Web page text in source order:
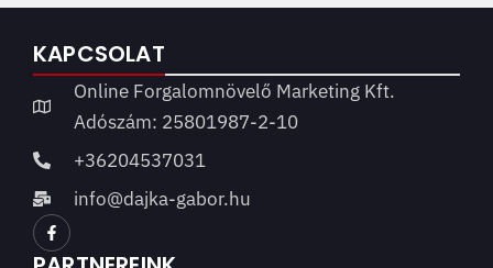
KAPCSOLAT
Online Forgalomnövelő Marketing Kft.
Adószám: 25801987-2-10
+36204537031
info@dajka-gabor.hu